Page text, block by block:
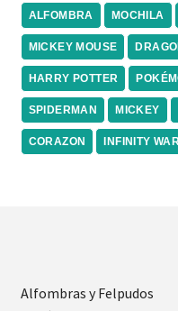
ALFOMBRA MOCHILA
MICKEY MOUSE
HARRY POTTER
SPIDERMAN MICKEY
CORAZON INFINITY
Alfombras y Felpudos